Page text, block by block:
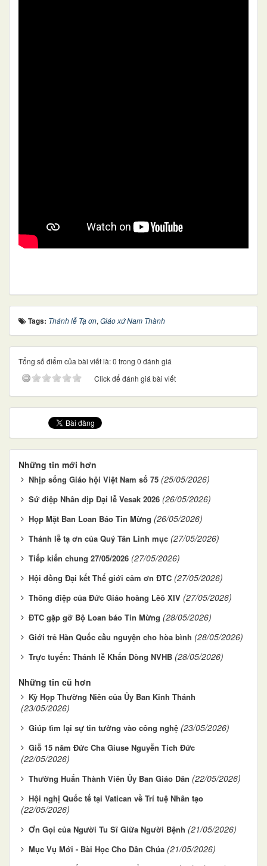
Tags: Thánh lễ Tạ ơn, Giáo xứ Nam Thành
Tổng số điểm của bài viết là: 0 trong 0 đánh giá
Click để đánh giá bài viết
Những tin mới hơn
Nhịp sống Giáo hội Việt Nam số 75 (25/05/2026)
Sứ điệp Nhân dịp Đại lễ Vesak 2026 (26/05/2026)
Họp Mặt Ban Loan Báo Tin Mừng (26/05/2026)
Thánh lễ tạ ơn của Quý Tân Linh mục (27/05/2026)
Tiếp kiến chung 27/05/2026 (27/05/2026)
Hội đồng Đại kết Thế giới cảm ơn ĐTC (27/05/2026)
Thông điệp của Đức Giáo hoàng Lêô XIV (27/05/2026)
ĐTC gặp gỡ Bộ Loan báo Tin Mừng (28/05/2026)
Giới trẻ Hàn Quốc cầu nguyện cho hòa bình (28/05/2026)
Trực tuyến: Thánh lễ Khấn Dòng NVHB (28/05/2026)
Những tin cũ hơn
Kỳ Họp Thường Niên của Ủy Ban Kinh Thánh
(23/05/2026)
Giúp tìm lại sự tin tưởng vào công nghệ (23/05/2026)
Giỗ 15 năm Đức Cha Giuse Nguyễn Tích Đức
(22/05/2026)
Thường Huấn Thành Viên Ủy Ban Giáo Dân (22/05/2026)
Hội nghị Quốc tế tại Vatican về Trí tuệ Nhân tạo
(22/05/2026)
Ơn Gọi của Người Tu Sĩ Giữa Người Bệnh (21/05/2026)
Mục Vụ Mới - Bài Học Cho Dân Chúa (21/05/2026)